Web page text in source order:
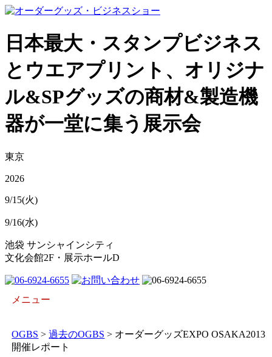
日本最大・スタンプビジネス
とウエアプリント、オリジナ
ル&SPグッズの商材&製造機
器が一堂に集う展示会
東京
2026
9/15(火)
9/16(水)
池袋 サンシャインシティ
文化会館2F・展示ホールD
メニュー
プレス向け
OGBS >過去のOGBS > オーダーグッズEXPO OSAKA2013
開催レポート